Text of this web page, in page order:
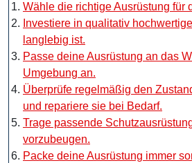
Wähle die richtige Ausrüstung für
Investiere in qualitativ
langlebig ist.
Passe deine Ausrüstung an das
Umgebung an.
Überprüfe regelmäßig den
und repariere sie bei Bedarf.
Trage passende
vorzubeugen.
Packe deine Ausrüstung immer